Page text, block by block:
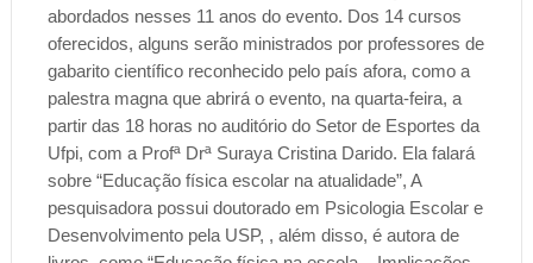
abordados nesses 11 anos do evento. Dos 14 cursos
oferecidos, alguns serão ministrados por professores de
gabarito científico reconhecido pelo país afora, como a
palestra magna que abrirá o evento, na quarta-feira, a
partir das 18 horas no auditório do Setor de Esportes da
Ufpi, com a Profª Drª Suraya Cristina Darido. Ela falará
sobre “Educação física escolar na atualidade”, A
pesquisadora possui doutorado em Psicologia Escolar e
Desenvolvimento pela USP, , além disso, é autora de